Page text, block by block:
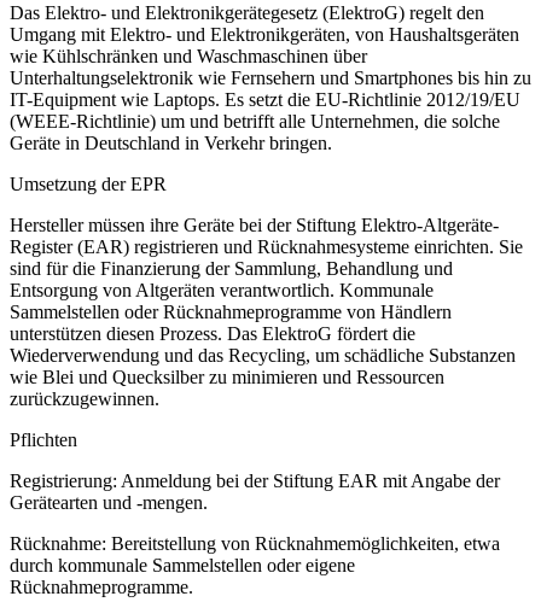
Das Elektro- und Elektronikgerätegesetz (ElektroG) regelt den
Umgang mit Elektro- und Elektronikgeräten, von Haushaltsgeräten
wie Kühlschränken und Waschmaschinen über
Unterhaltungselektronik wie Fernsehern und Smartphones bis hin zu
IT-Equipment wie Laptops. Es setzt die EU-Richtlinie 2012/19/EU
(WEEE-Richtlinie) um und betrifft alle Unternehmen, die solche
Geräte in Deutschland in Verkehr bringen.
Umsetzung der EPR
Hersteller müssen ihre Geräte bei der Stiftung Elektro-Altgeräte-
Register (EAR) registrieren und Rücknahmesysteme einrichten. Sie
sind für die Finanzierung der Sammlung, Behandlung und
Entsorgung von Altgeräten verantwortlich. Kommunale
Sammelstellen oder Rücknahmeprogramme von Händlern
unterstützen diesen Prozess. Das ElektroG fördert die
Wiederverwendung und das Recycling, um schädliche Substanzen
wie Blei und Quecksilber zu minimieren und Ressourcen
zurückzugewinnen.
Pflichten
Registrierung: Anmeldung bei der Stiftung EAR mit Angabe der
Gerätearten und -mengen.
Rücknahme: Bereitstellung von Rücknahmemöglichkeiten, etwa
durch kommunale Sammelstellen oder eigene
Rücknahmeprogramme.